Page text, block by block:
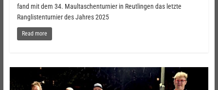
fand mit dem 34. Maultaschenturnier in Reutlingen das letzte
Ranglistenturnier des Jahres 2025
Read more